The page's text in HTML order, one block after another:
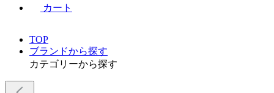
カート
TOP
ブランドから探す
カテゴリーから探す